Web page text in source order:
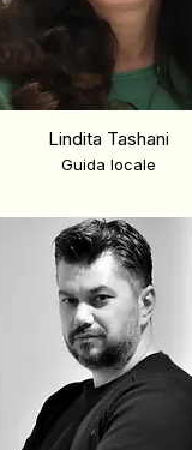
Lindita Tashani
Guida locale